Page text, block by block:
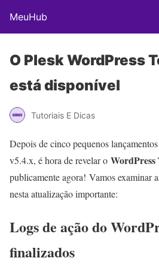
MeuHub
O Plesk WordPress
está disponível
Tutoriais E Dicas
Depois de cinco pequenos
v5.4.x, é hora de revelar o
publicamente agora! Vamos examinar
nesta atualização importante:
Logs de ação do
finalizados